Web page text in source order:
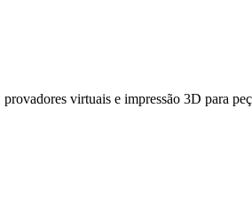
virtuais e impressão 3D para